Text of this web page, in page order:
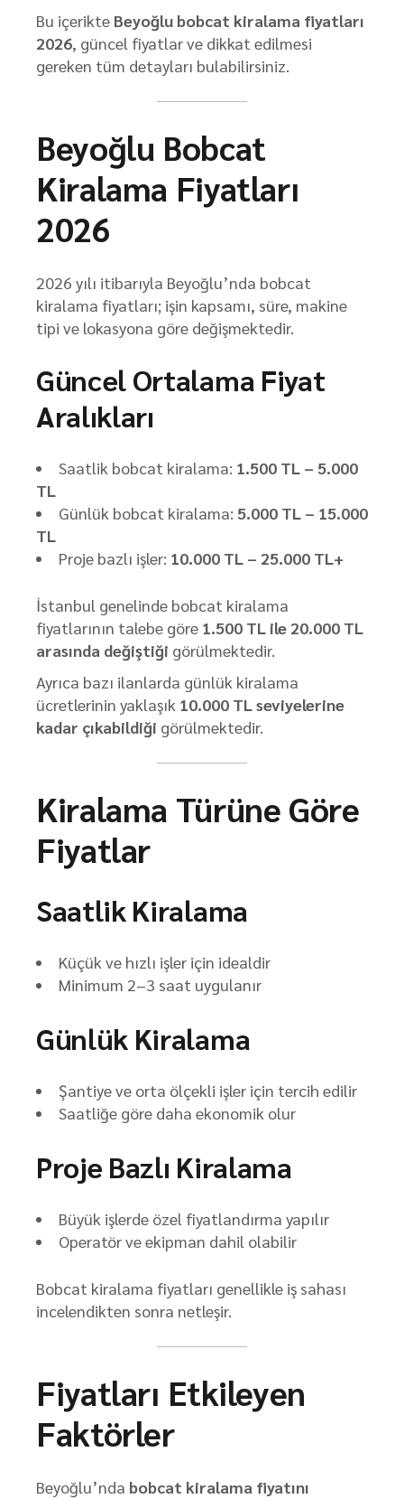
Bu içerikte Beyoğlu bobcat kiralama fiyatları
2026, güncel fiyatlar ve dikkat edilmesi
gereken tüm detayları bulabilirsiniz.
Beyoğlu Bobcat
Kiralama Fiyatları
2026
2026 yılı itibarıyla Beyoğlu’nda bobcat
kiralama fiyatları; işin kapsamı, süre, makine
tipi ve lokasyona göre değişmektedir.
Güncel Ortalama Fiyat
Aralıkları
Saatlik bobcat kiralama: 1.500 TL – 5.000
TL
Günlük bobcat kiralama: 5.000 TL – 15.000
TL
Proje bazlı işler: 10.000 TL – 25.000 TL+
İstanbul genelinde bobcat kiralama
fiyatlarının talebe göre 1.500 TL ile 20.000 TL
arasında değiştiği görülmektedir.
Ayrıca bazı ilanlarda günlük kiralama
ücretlerinin yaklaşık 10.000 TL seviyelerine
kadar çıkabildiği görülmektedir.
Kiralama Türüne Göre
Fiyatlar
Saatlik Kiralama
Küçük ve hızlı işler için idealdir
Minimum 2–3 saat uygulanır
Günlük Kiralama
Şantiye ve orta ölçekli işler için tercih edilir
Saatliğe göre daha ekonomik olur
Proje Bazlı Kiralama
Büyük işlerde özel fiyatlandırma yapılır
Operatör ve ekipman dahil olabilir
Bobcat kiralama fiyatları genellikle iş sahası
incelendikten sonra netleşir.
Fiyatları Etkileyen
Faktörler
Beyoğlu’nda bobcat kiralama fiyatını